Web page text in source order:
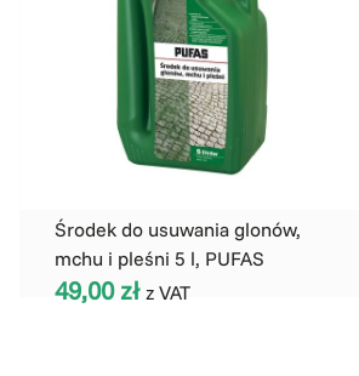
Środek do usuwania glonów,
mchu i pleśni 5 l, PUFAS
49,00zł z VAT